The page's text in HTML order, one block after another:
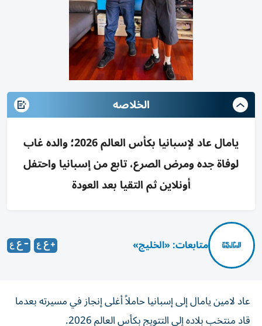
الخلاصه
يامال عاد لإسبانيا بكأس العالم 2026؛ والده غاب
لوفاة جده ومرض الصرع، تابع من إسبانيا واحتفل
أونلاين ثم التقيا بعد العودة
متابعات: «الخليج»
عاد لامين يامال إلى إسبانيا حاملاً أغلى إنجاز في مسيرته بعدما
قاد منتخب بلاده إلى التتويج بكأس العالم 2026.